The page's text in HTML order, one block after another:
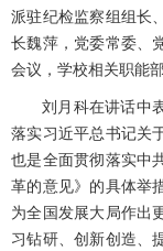
派驻纪检监察组组长
长魏萍，党委常委、
会议，学校相关职能
刘月科在讲话中
落实习近平总书记关
也是全面贯彻落实中
革的意见》的具体举
为全国发展大局作出
习钻研、创新创造、